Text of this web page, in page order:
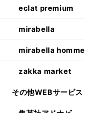
eclat premium
mirabella
mirabella homme
zakka market
その他WEBサービス